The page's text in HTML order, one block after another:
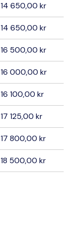
14 650,00 kr
14 650,00 kr
16 500,00 kr
16 000,00 kr
16 100,00 kr
17 125,00 kr
17 800,00 kr
18 500,00 kr